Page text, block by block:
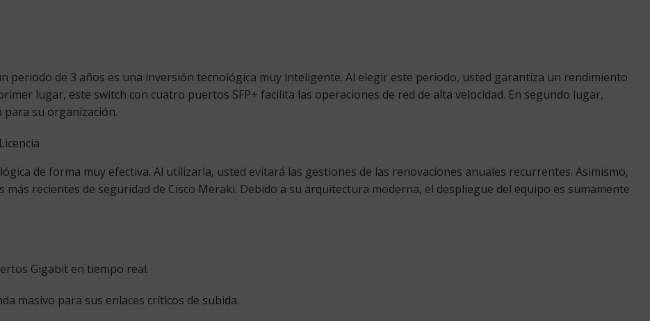
periodo de 3 años es una inversión tecnológica muy inteligente. Al elegir este periodo, usted garantiza un rendimiento
lugar, este switch con cuatro puertos SFP+ facilita las operaciones de red de alta velocidad. En segundo lugar,
para su organización.
de forma muy efectiva. Al utilizarla, usted evitará las gestiones de las renovaciones anuales recurrentes. Asimismo,
recientes de seguridad de Cisco Meraki. Debido a su arquitectura moderna, el despliegue del equipo es sumamente
Gigabit en tiempo real.
masivo para sus enlaces críticos de subida.